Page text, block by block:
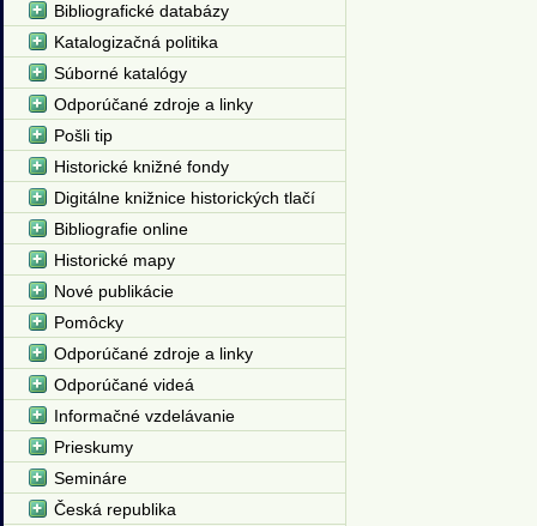
Bibliografické databázy
Katalogizačná politika
Súborné katalógy
Odporúčané zdroje a linky
Pošli tip
Historické knižné fondy
Digitálne knižnice historických tlačí
Bibliografie online
Historické mapy
Nové publikácie
Pomôcky
Odporúčané zdroje a linky
Odporúčané videá
Informačné vzdelávanie
Prieskumy
Semináre
Česká republika